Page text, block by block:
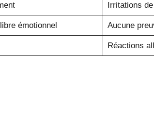
Irritations
émotionnel Aucune
Réactions